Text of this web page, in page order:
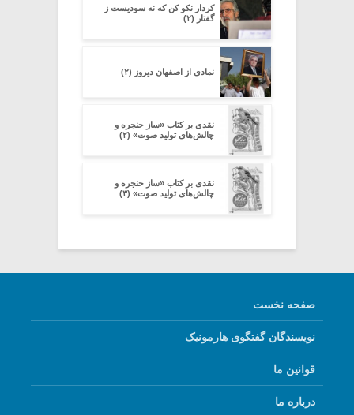
کردار نکو کن که نه سودیست ز
گفتار (۲)
نمادی از اصفهان دیروز (۲)
نقدی بر کتاب «ساز حنجره و
چالش‌های تولید صوت» (۲)
نقدی بر کتاب «ساز حنجره و
چالش‌های تولید صوت» (۳)
صفحه نخست
نویسندگان گفتگوی هارمونیک
قوانین ما
درباره ما